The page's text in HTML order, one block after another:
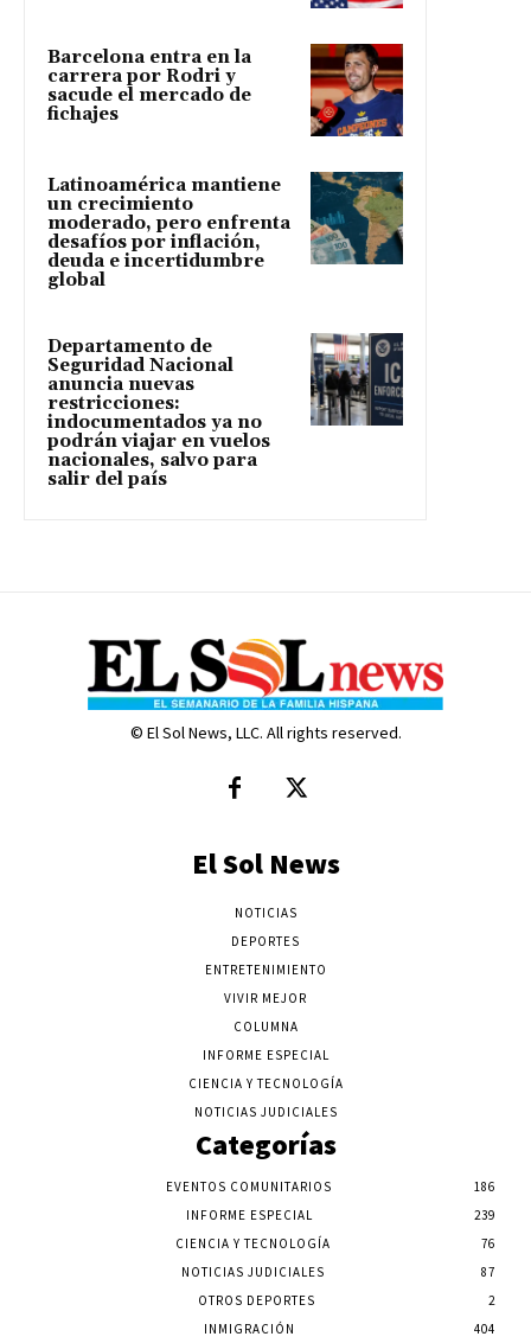
Barcelona entra en la
carrera por Rodri y
sacude el mercado de
fichajes
Latinoamérica mantiene
un crecimiento
moderado, pero enfrenta
desafíos por inflación,
deuda e incertidumbre
global
Departamento de
Seguridad Nacional
anuncia nuevas
restricciones:
indocumentados ya no
podrán viajar en vuelos
nacionales, salvo para
salir del país
© El Sol News, LLC. All rights reserved.
El Sol News
NOTICIAS
DEPORTES
ENTRETENIMIENTO
VIVIR MEJOR
COLUMNA
INFORME ESPECIAL
CIENCIA Y TECNOLOGÍA
NOTICIAS JUDICIALES
Categorías
EVENTOS COMUNITARIOS
186
INFORME ESPECIAL
239
CIENCIA Y TECNOLOGÍA
76
NOTICIAS JUDICIALES
87
OTROS DEPORTES
2
INMIGRACIÓN
404